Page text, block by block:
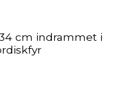
cm indrammet i